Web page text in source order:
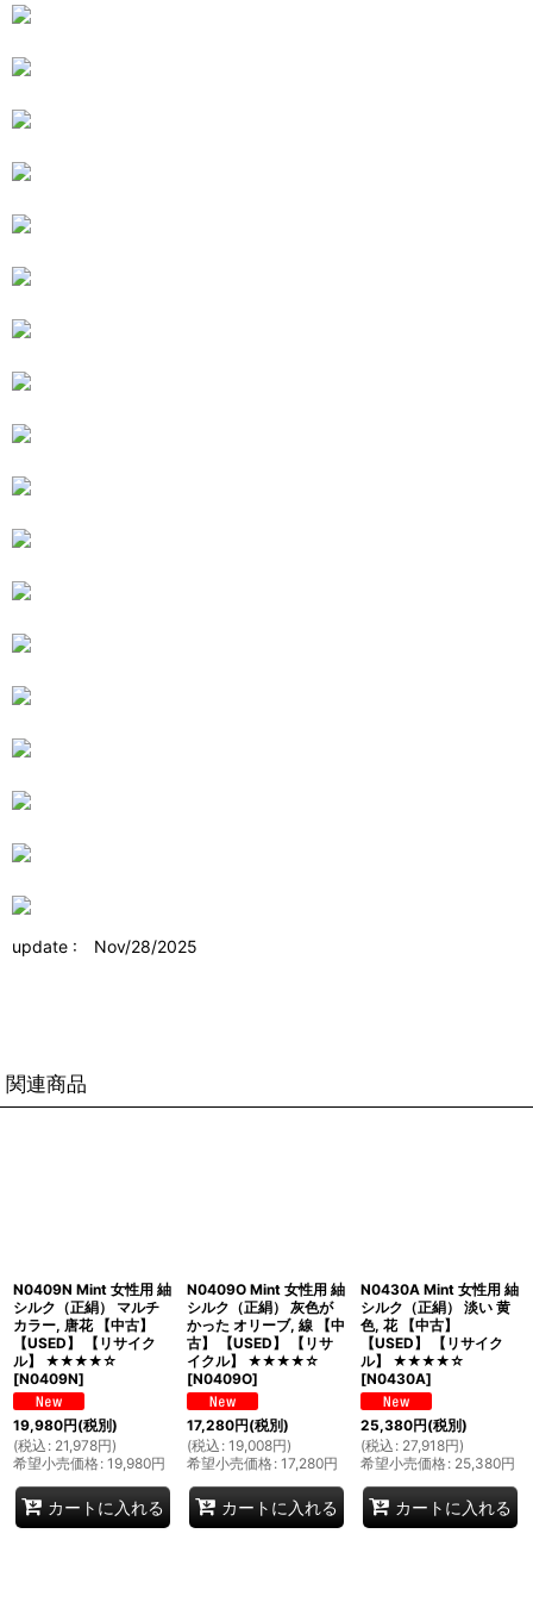
update : Nov/28/2025
関連商品
N0409N Mint 女性用 紬
シルク（正絹） マルチ
カラー, 唐花 【中古】
【USED】 【リサイク
ル】 ★★★★☆
[N0409N]
19,980円(税別)
(税込 : 21,978円)
希望小売価格: 19,980円
カートに入れる
N0409O Mint 女性用 紬
シルク（正絹） 灰色が
かった オリーブ, 線 【中
古】 【USED】 【リサ
イクル】 ★★★★☆
[N0409O]
17,280円(税別)
(税込 : 19,008円)
希望小売価格: 17,280円
カートに入れる
N0430A Mint 女性用 紬
シルク（正絹） 淡い 黄
色, 花 【中古】
【USED】 【リサイク
ル】 ★★★★☆
[N0430A]
25,380円(税別)
(税込 : 27,918円)
希望小売価格: 25,380円
カートに入れる